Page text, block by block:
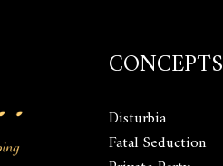
CONCEPTS
Disturbia
Fatal Seduction